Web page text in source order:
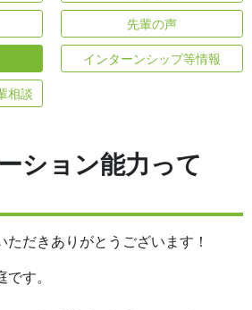
先輩の声
インターンシップ等情報
相談
ション能力って
だきありがとうございます！
す。